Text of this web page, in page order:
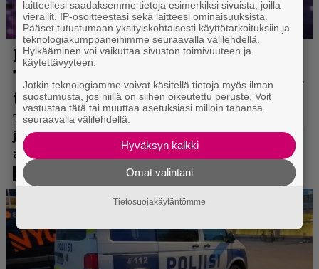
laitteellesi saadaksemme tietoja esimerkiksi sivuista, joilla
vierailit, IP-osoitteestasi sekä laitteesi ominaisuuksista.
Pääset tutustumaan yksityiskohtaisesti käyttötarkoituksiin ja
teknologiakumppaneihimme seuraavalla välilehdellä.
Hylkääminen voi vaikuttaa sivuston toimivuuteen ja
käytettävyyteen.
Jotkin teknologiamme voivat käsitellä tietoja myös ilman
suostumusta, jos niillä on siihen oikeutettu peruste. Voit
vastustaa tätä tai muuttaa asetuksiasi milloin tahansa
seuraavalla välilehdellä.
Hyväksyn kaikki
Omat valintani
Tietosuojakäytäntömme